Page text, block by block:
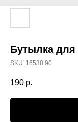
Бутылка для
SKU: 16538.90
190 р.